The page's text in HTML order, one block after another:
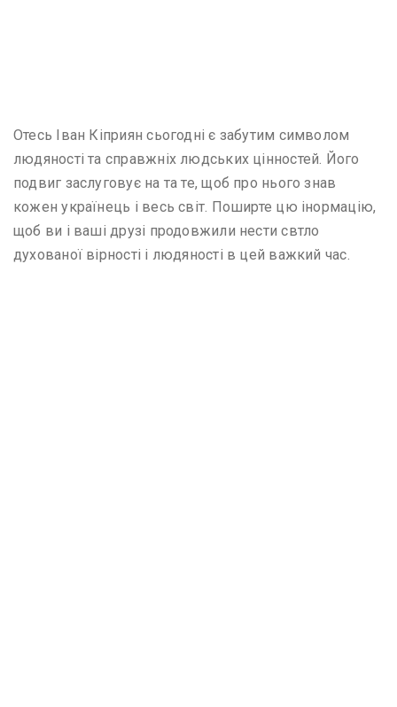
Отесь Іван Кіприян сьогодні є забутим символом
людяності та справжніх людських цінностей. Його
подвиг заслуговує на та те, щоб про нього знав
кожен українець і весь світ. Поширте цю інормацію,
щоб ви і ваші друзі продовжили нести свтло
духованої вірності і людяності в цей важкий час.